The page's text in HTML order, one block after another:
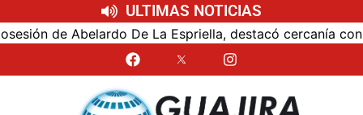
ULTIMAS NOTICIAS
de Abelardo De La Espriella, destacó cercanía con el